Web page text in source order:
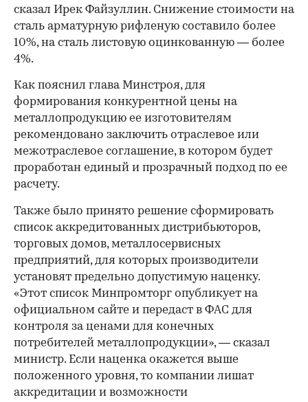
сказал Ирек Файзуллин. Снижение стоимости на
сталь арматурную рифленую составило более
10%, на сталь листовую оцинкованную — более
4%.
Как пояснил глава Минстроя, для
формирования конкурентной цены на
металлопродукцию ее изготовителям
рекомендовано заключить отраслевое или
межотраслевое соглашение, в котором будет
проработан единый и прозрачный подход по ее
расчету.
00:00 / 00:00
Также было принято решение сформировать
список аккредитованных дистрибьюторов,
торговых домов, металлосервисных
предприятий, для которых производители
установят предельно допустимую наценку.
«Этот список Минпромторг опубликует на
официальном сайте и передаст в ФАС для
контроля за ценами для конечных
потребителей металлопродукции», — сказал
министр. Если наценка окажется выше
положенного уровня, то компании лишат
аккредитации и возможности